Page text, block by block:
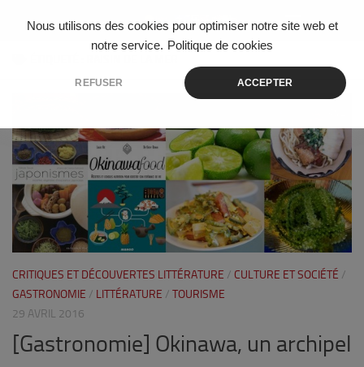
Nous utilisons des cookies pour optimiser notre site web et
notre service. Politique de cookies
REFUSER ACCEPTER
Skip to content
CRITIQUES ET DÉCOUVERTES LITTÉRATURE / CULTURE ET SOCIÉTÉ /
GASTRONOMIE / LITTÉRATURE / TOURISME
29 AVRIL 2016
[Gastronomie] Okinawa, un archipel